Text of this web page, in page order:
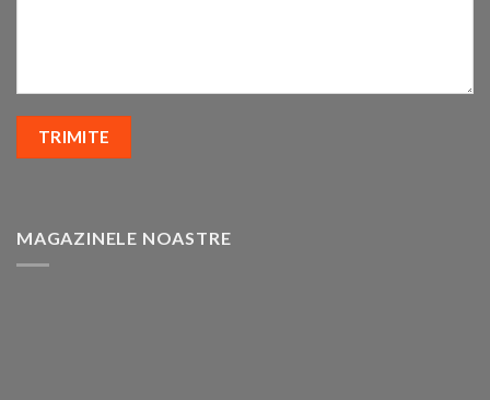
MAGAZINELE NOASTRE